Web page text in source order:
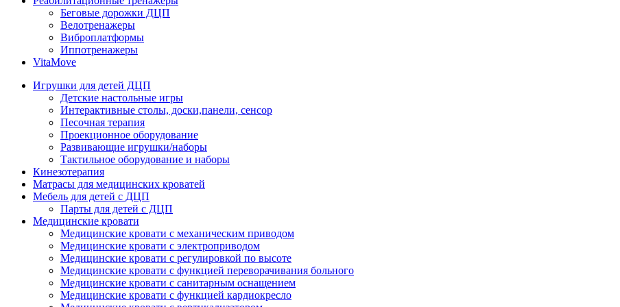
Беговые дорожки ДЦП
Велотренажеры
Виброплатформы
Иппотренажеры
VitaMove
Игрушки для детей ДЦП
Детские настольные игры
Интерактивные столы, доски,панели, сенсор
Песочная терапия
Проекционное оборудование
Развивающие игрушки/наборы
Тактильное оборудование и наборы
Кинезотерапия
Матрасы для медицинских кроватей
Мебель для детей с ДЦП
Парты для детей с ДЦП
Медицинские кровати
Медицинские кровати с механическим приводом
Медицинские кровати с электроприводом
Медицинские кровати с регулировкой по высоте
Медицинские кровати с функцией переворачивания больного
Медицинские кровати с санитарным оснащением
Медицинские кровати с функцией кардиокресло